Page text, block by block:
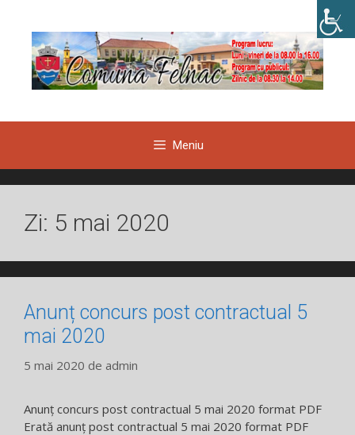
conținut
Meniu
Zi: 5 mai 2020
Anunț concurs post contractual 5
mai 2020
5 mai 2020 de admin
Anunț concurs post contractual 5 mai 2020 format PDF
Erată anunț post contractual 5 mai 2020 format PDF